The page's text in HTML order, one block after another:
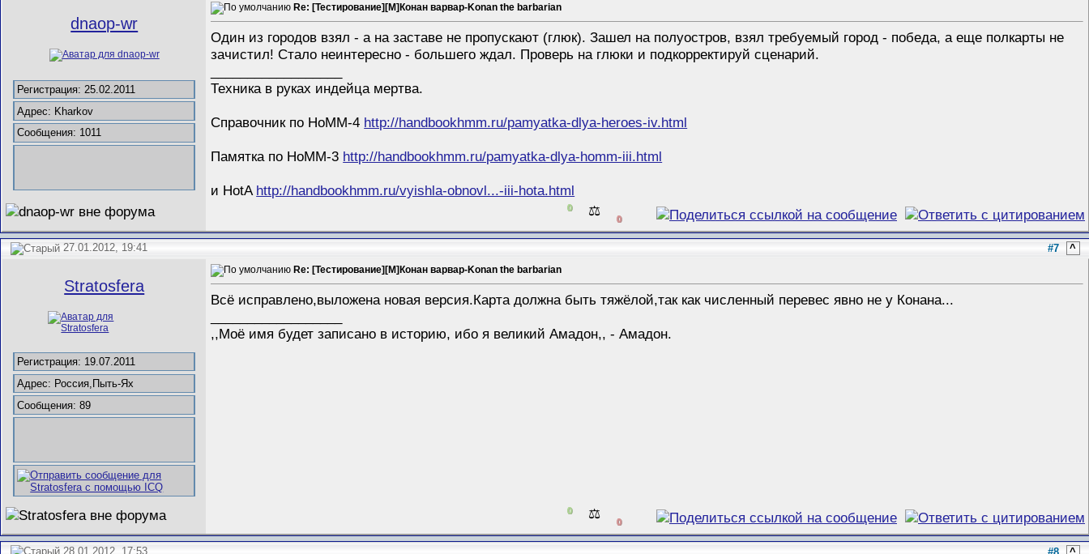
dnaop-wr
Регистрация: 25.02.2011
Адрес: Kharkov
Сообщения: 1011
Re: [Тестирование][M]Конан варвар-Konan the barbarian
Один из городов взял - а на заставе не пропускают (глюк). Зашел на полуостров, взял требуемый город - победа, а еще полкарты не
зачистил! Стало неинтересно - большего ждал. Проверь на глюки и подкорректируй сценарий.
Техника в руках индейца мертва.
Справочник по НоММ-4 http://handbookhmm.ru/pamyatka-dlya-heroes-iv.html
Памятка по НоММ-3 http://handbookhmm.ru/pamyatka-dlya-homm-iii.html
и HotA http://handbookhmm.ru/vyishla-obnovl...-iii-hota.html
0 ⚖️ 0
27.01.2012, 19:41 #7 ^
Stratosfera
Регистрация: 19.07.2011
Адрес: Россия,Пыть-Ях
Сообщения: 89
Re: [Тестирование][M]Конан варвар-Konan the barbarian
Всё исправлено,выложена новая версия.Карта должна быть тяжёлой,так как численный перевес явно не у Конана...
,,Моё имя будет записано в историю, ибо я великий Амадон,, - Амадон.
0 ⚖️ 0
28.01.2012, 17:53